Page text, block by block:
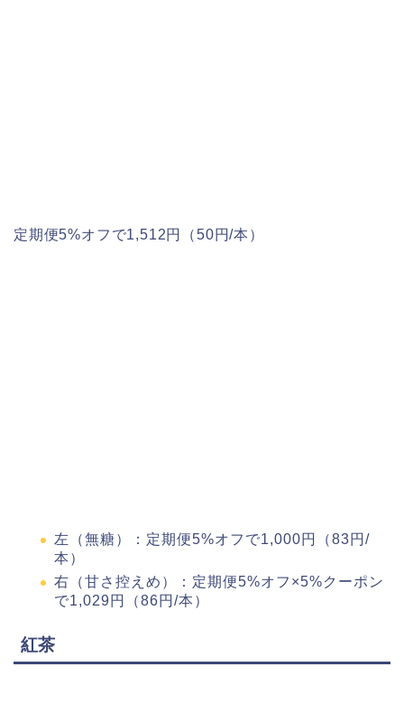
定期便5%オフで1,512円（50円/本）
左（無糖）：定期便5%オフで1,000円（83円/
本）
右（甘さ控えめ）：定期便5%オフ×5%クーポン
で1,029円（86円/本）
紅茶